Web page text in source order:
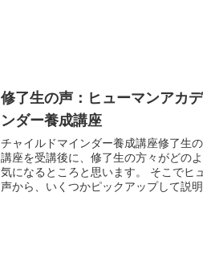
修了生の声：ヒューマンアカ
ンダー養成講座
チャイルドマインダー養成講座修了生
講座を受講後に、修了生の方々がどの
気になるところと思います。 そこでヒ
声から、いくつかピックアップして説明